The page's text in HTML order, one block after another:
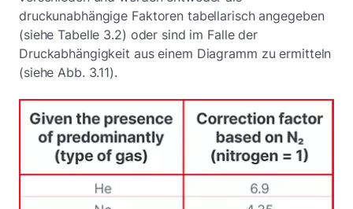
druckunabhängige Faktoren tabellarisch angegeben
(siehe Tabelle 3.2) oder sind im Falle der
Druckabhängigkeit aus einem Diagramm zu ermitteln
(siehe Abb. 3.11).